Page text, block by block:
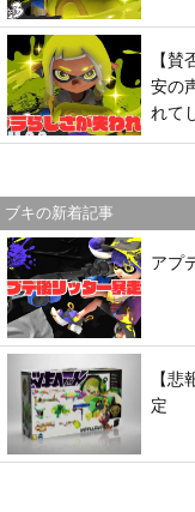
【
安の
れて
ブキの新着記事
アプ
【
定